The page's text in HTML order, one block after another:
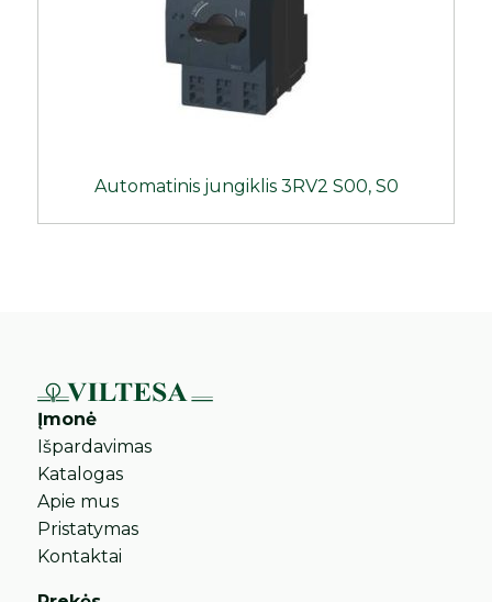
Automatinis jungiklis 3RV2 S00, S0
Įmonė
Išpardavimas
Katalogas
Apie mus
Pristatymas
Kontaktai